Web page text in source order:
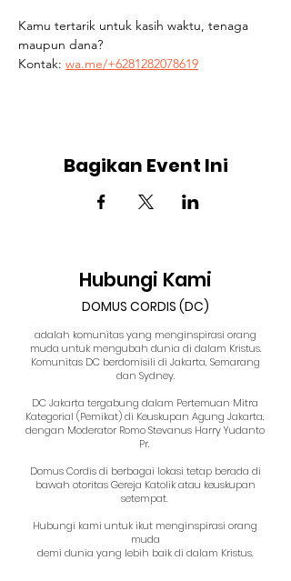
Kamu tertarik untuk kasih waktu, tenaga
maupun dana?
Kontak: wa.me/+6281282078619
Bagikan Event Ini
Hubungi Kami
DOMUS CORDIS (DC)
adalah komunitas yang menginspirasi orang
muda untuk mengubah dunia di dalam Kristus.
Komunitas DC berdomisili di Jakarta, Semarang
dan Sydney.
DC Jakarta tergabung dalam Pertemuan Mitra
Kategorial (Pemikat) di Keuskupan Agung Jakarta,
dengan Moderator Romo Stevanus Harry Yudanto
Pr.
Domus Cordis di berbagai lokasi tetap berada di
bawah otoritas Gereja Katolik atau keuskupan
setempat.
Hubungi kami untuk ikut menginspirasi orang
muda
demi dunia yang lebih baik di dalam Kristus.